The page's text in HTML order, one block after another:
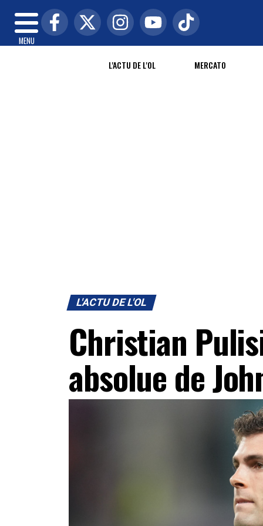
MENU
L'ACTU DE L'OL MERCATO
L'ACTU DE L'OL
Christian
absolue de